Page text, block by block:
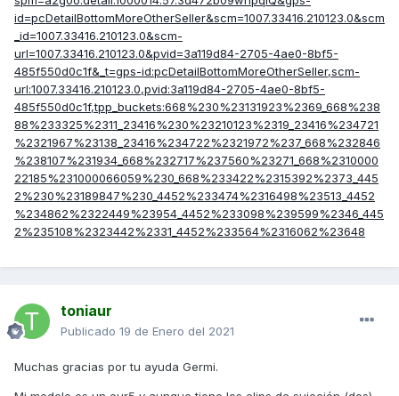
id=pcDetailBottomMoreOtherSeller&scm=1007.33416.210123.0&scm
_id=1007.33416.210123.0&scm-
url=1007.33416.210123.0&pvid=3a119d84-2705-4ae0-8bf5-
485f550d0c1f&_t=gps-id:pcDetailBottomMoreOtherSeller,scm-
url:1007.33416.210123.0,pvid:3a119d84-2705-4ae0-8bf5-
485f550d0c1f,tpp_buckets:668%230%23131923%2369_668%238
88%233325%2311_23416%230%23210123%2319_23416%234721
%2321967%23138_23416%234722%2321972%237_668%232846
%238107%231934_668%232717%237560%23271_668%2310000
22185%231000066059%230_668%233422%2315392%2373_445
2%230%23189847%230_4452%233474%2316498%23513_4452
%234862%2322449%23954_4452%233098%239599%2346_445
2%235108%2323442%2331_4452%233564%2316062%23648
toniaur
Publicado 19 de Enero del 2021
Muchas gracias por tu ayuda Germi.